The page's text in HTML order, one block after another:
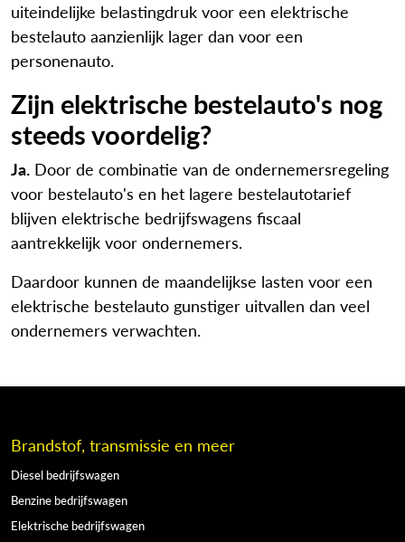
uiteindelijke belastingdruk voor een elektrische
bestelauto aanzienlijk lager dan voor een
personenauto.
Zijn elektrische bestelauto's nog
steeds voordelig?
Ja. Door de combinatie van de ondernemersregeling
voor bestelauto's en het lagere bestelautotarief
blijven elektrische bedrijfswagens fiscaal
aantrekkelijk voor ondernemers.
Daardoor kunnen de maandelijkse lasten voor een
elektrische bestelauto gunstiger uitvallen dan veel
ondernemers verwachten.
Brandstof, transmissie en meer
Diesel bedrijfswagen
Benzine bedrijfswagen
Elektrische bedrijfswagen